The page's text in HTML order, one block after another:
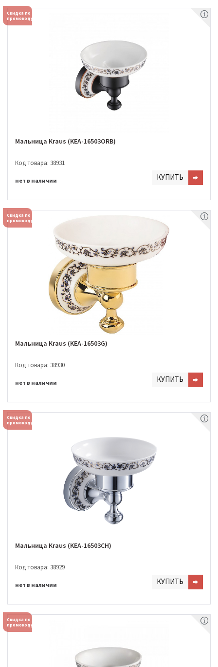
Скидка по
промокоду
Мальница Kraus (KEA-16503ORB)
Код товара: 38931
нет в наличии КУПИТЬ
Скидка по
промокоду
Мальница Kraus (KEA-16503G)
Код товара: 38930
нет в наличии КУПИТЬ
Скидка по
промокоду
Мальница Kraus (KEA-16503CH)
Код товара: 38929
нет в наличии КУПИТЬ
Скидка по
промокоду